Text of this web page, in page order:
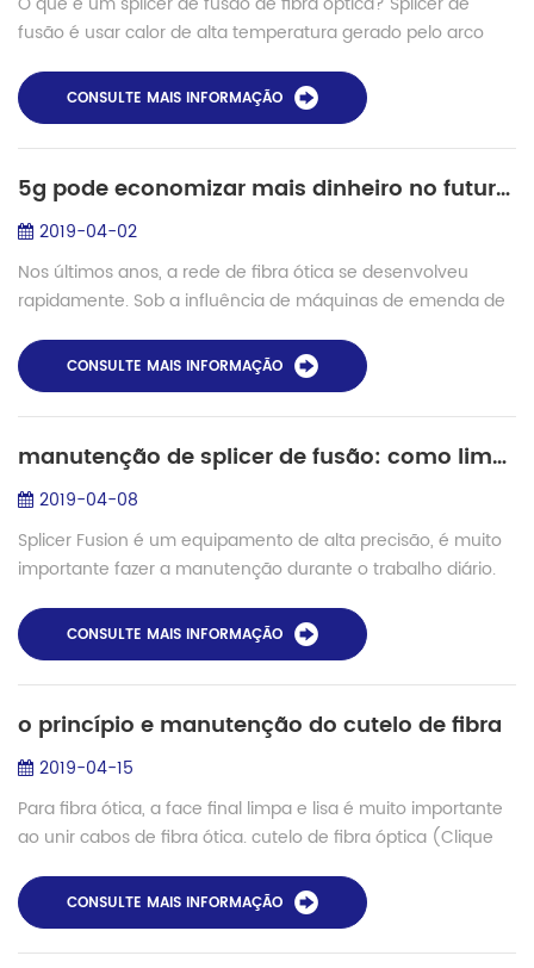
fusão é usar calor de alta temperatura gerado pelo arco
de extremidade, para formar...
CONSULTE MAIS INFORMAÇÃO
5g pode economizar mais dinheiro no futuro?
2019-04-02
Nos últimos anos, a rede de fibra ótica se desenvolveu
rapidamente. Sob a influência de máquinas de emenda de
geral das redes de fibra ótica. D...
CONSULTE MAIS INFORMAÇÃO
manutenção de splicer de fusão: como limpar o groove v?
2019-04-08
Splicer Fusion é um equipamento de alta precisão, é muito
importante fazer a manutenção durante o trabalho diário.
estreita, facilmente para acu...
CONSULTE MAIS INFORMAÇÃO
o princípio e manutenção do cutelo de fibra
2019-04-15
Para fibra ótica, a face final limpa e lisa é muito importante
ao unir cabos de fibra ótica. cutelo de fibra óptica (Clique
para emendas e termina...
CONSULTE MAIS INFORMAÇÃO